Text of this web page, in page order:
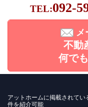
TEL:092-
不動
何で
アットホームに掲載されてい
件を紹介可能